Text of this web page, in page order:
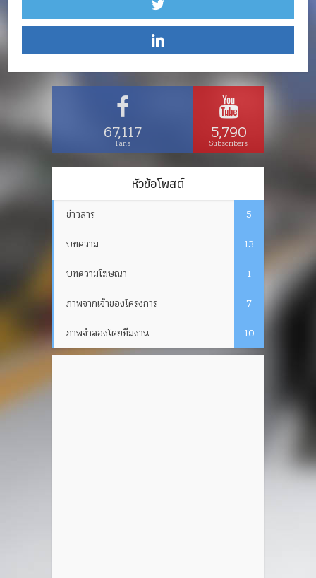
67,117
Fans 5,790
Subscribers
หัวข้อโพสต์
ข่าวสาร
5
บทความ
13
บทความโฆษณา
1
ภาพจากเจ้าของโครงการ
7
ภาพจำลองโดยทีมงาน
10